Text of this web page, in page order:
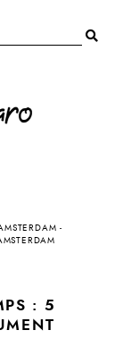
-
: 5